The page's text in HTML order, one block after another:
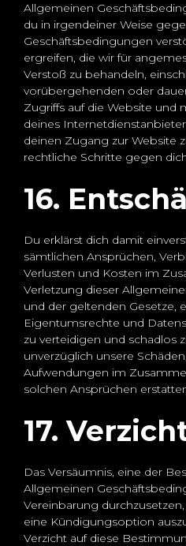
Allgemeinen
du in irgendeiner Weise
Geschäftsbedingungen
ergreifen, die wir für
Verstoß zu behandeln,
vorübergehenden oder
Zugriffs auf die Website und
deines
deinen Zugang zur Website
rechtliche Schritte gegen
16.
Du erklärst dich damit
sämtlichen Ansprüchen,
Verlusten und Kosten im
Verletzung dieser
und der geltenden Gesetze,
Eigentumsrechte und
zu verteidigen und schadlos
unverzüglich unsere
Aufwendungen im
solchen Ansprüchen
17.
Das Versäumnis, eine der
Allgemeinen
Vereinbarung
eine Kündigungsoption
Verzicht auf diese